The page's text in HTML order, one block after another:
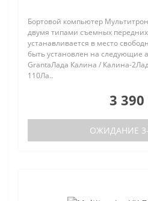
Бортовой компьютер
двумя типами съемных
устанавливается в место
быть установлен на следующие
GrantaЛада Калина / Калина-
110Ла..
3 390
ОЖИДАНИЕ